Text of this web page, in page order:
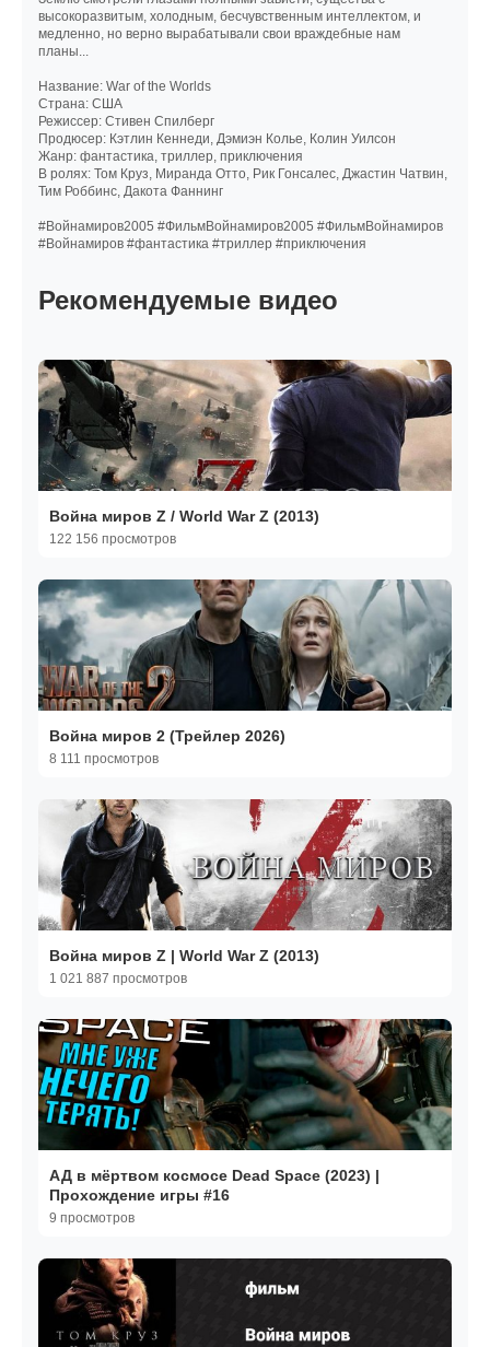
высокоразвитым, холодным, бесчувственным интеллектом, и
медленно, но верно вырабатывали свои враждебные нам
планы...
Название: War of the Worlds
Страна: США
Режиссер: Стивен Спилберг
Продюсер: Кэтлин Кеннеди, Дэмиэн Колье, Колин Уилсон
Жанр: фантастика, триллер, приключения
В ролях: Том Круз, Миранда Отто, Рик Гонсалес, Джастин Чатвин,
Тим Роббинс, Дакота Фаннинг
#Войнамиров2005 #ФильмВойнамиров2005 #ФильмВойнамиров
#Войнамиров #фантастика #триллер #приключения
Рекомендуемые видео
Война миров Z / World War Z (2013)
122 156 просмотров
Война миров 2 (Трейлер 2026)
8 111 просмотров
Война миров Z | World War Z (2013)
1 021 887 просмотров
АД в мёртвом космосе Dead Space (2023) |
Прохождение игры #16
9 просмотров